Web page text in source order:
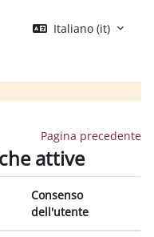
Italiano ‎(it)‎
Pagina precedente
attive
Consenso
dell'utente